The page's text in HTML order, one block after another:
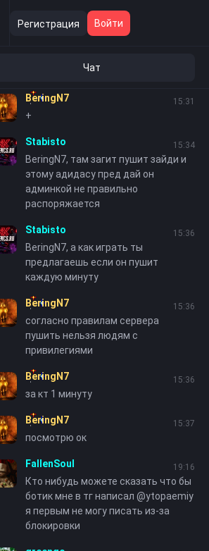
Регистрация Войти
Чат
BeringN7, в тг зайди в бсд
Жесть играть невозможно щас
BeringN7 15:31
+
Stabisto 15:34
BeringN7, там загит пушит зайди и
этому адидасу пред дай он
админкой не правильно
распоряжается
Stabisto 15:36
BeringN7, а как играть ты
предлагаешь если он пушит
каждую минуту
BeringN7 15:36
согласно правилам сервера
пушить нельзя людям с
привилегиями
BeringN7 15:36
за кт 1 минуту
BeringN7 15:37
посмотрю ок
FallenSoul 19:16
Кто нибудь можете сказать что бы
ботик мне в тг написал @ytopaemiy
я первым не могу писать из-за
блокировки